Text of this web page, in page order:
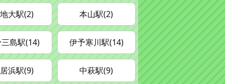
大駅(2) 本山駅(2)
島駅(14) 伊予寒川駅(14)
浜駅(9) 中萩駅(9)